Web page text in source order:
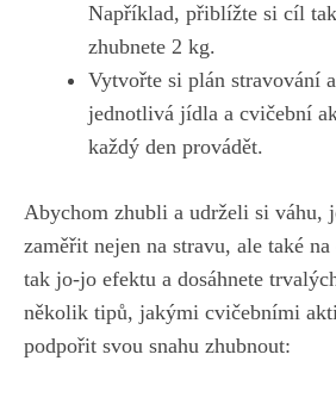
Například, přiblížte si cíl
⁢zhubnete 2⁣ kg.
Vytvořte si plán ⁤stravování
jednotlivá jídla a cvičební
každý den⁣ provádět.
Abychom zhubli a udrželi ⁤si váhu,
zaměřit nejen ‌na‌ stravu, ale také
tak jo-jo efektu a dosáhnete
několik tipů, jakými cvičebními
podpořit​ svou⁢ snahu zhubnout: